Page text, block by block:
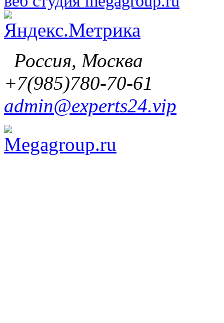
Россия, Москва
+7(985)780-70-61
admin@experts24.vip